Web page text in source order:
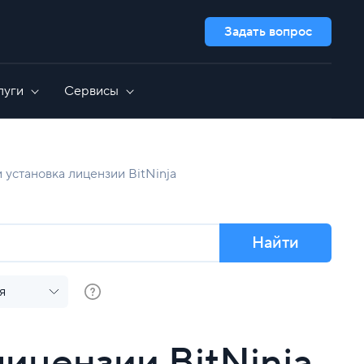
Задать вопрос
Nextcloud
Все приложения
Администрирование серверов
Сервисы
установка лицензии BitNinja
Найти